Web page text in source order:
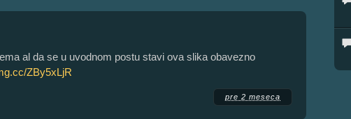
al da se u uvodnom postu stavi ova slika obavezno
ZBy5xLjR
pre 2 meseca